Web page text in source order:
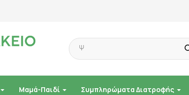
Products
search
Μαμά-Παιδί Συμπληρώματα Διατροφής